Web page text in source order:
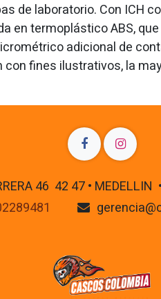
laboratorio. Con ICH
termoplástico ABS,
adicional de
con fines ilustrativos, la
46 42 47 • MEDELLIN